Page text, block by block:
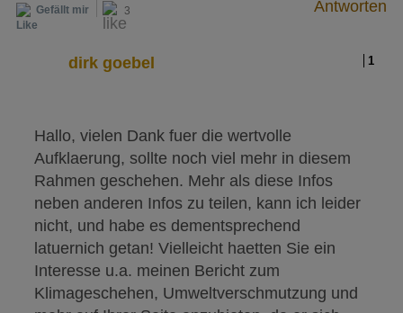
Gefällt mir 3 Antworten
1
dirk goebel
Hallo, vielen Dank fuer die wertvolle
Aufklaerung, sollte noch viel mehr in diesem
Rahmen geschehen. Mehr als diese Infos
neben anderen Infos zu teilen, kann ich leider
nicht, und habe es dementsprechend
latuernich getan! Vielleicht haetten Sie ein
Interesse u.a. meinen Bericht zum
Klimageschehen, Umweltverschmutzung und